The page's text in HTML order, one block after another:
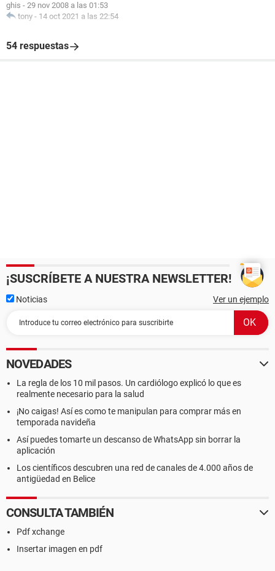
ghis - 29 nov 2008 a las 01:53
tony - 14 oct 2021 a las 22:54
54 respuestas
¡SUSCRÍBETE A NUESTRA NEWSLETTER!
Noticias Ver un ejemplo
NOVEDADES
La regla de los 10 mil pasos. Un cardiólogo explicó lo que es
realmente necesario para la salud
¡No caigas! Así es como te manipulan para comprar más en
temporada navideña
Así puedes tomarte un descanso de WhatsApp sin borrar la
aplicación
Los científicos descubren una red de canales de 4.000 años de
antigüedad en Belice
CONSULTA TAMBIÉN
Pdf xchange
Insertar imagen en pdf